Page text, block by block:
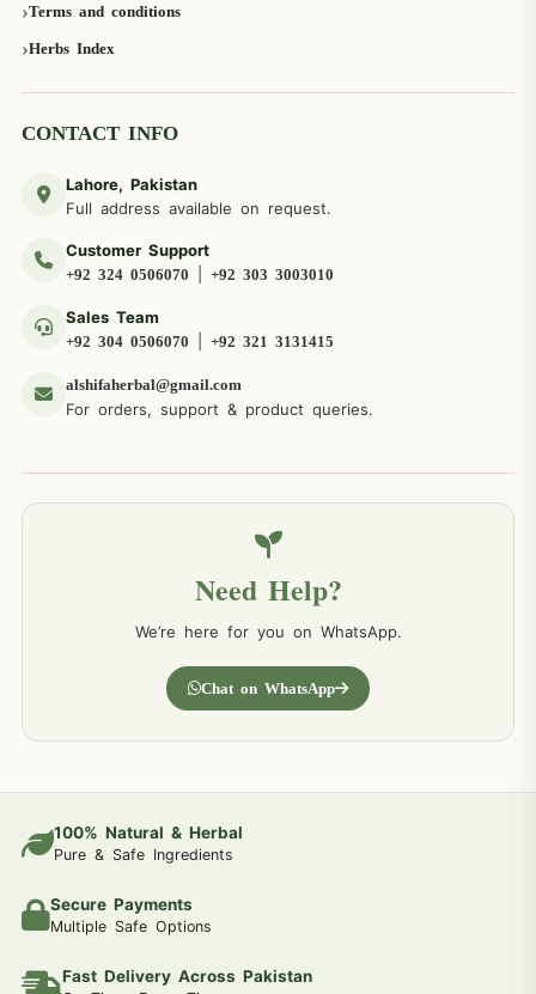
Terms and conditions
Herbs Index
CONTACT INFO
Lahore, Pakistan
Full address available on request.
Customer Support
+92 324 0506070 +92 303 3003010
Sales Team
+92 304 0506070 +92 321 3131415
alshifaherbal@gmail.com
For orders, support & product queries.
Need Help?
We’re here for you on WhatsApp.
Chat on WhatsApp
100% Natural & Herbal
Pure & Safe Ingredients
Secure Payments
Multiple Safe Options
Fast Delivery Across Pakistan